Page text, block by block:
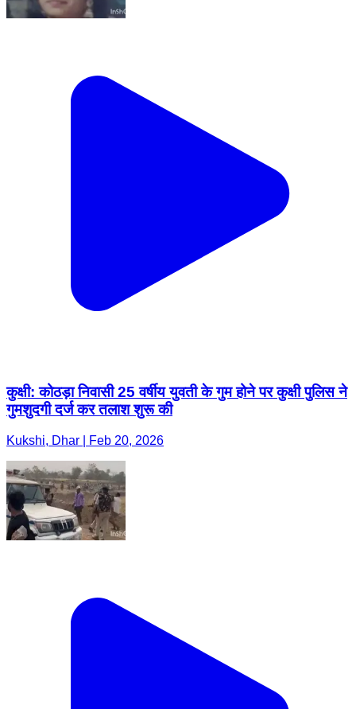
कुक्षी: कोठड़ा निवासी 25 वर्षीय युवती के गुम होने पर कुक्षी पुलिस ने
गुमशुदगी दर्ज कर तलाश शुरू की
Kukshi, Dhar | Feb 20, 2026